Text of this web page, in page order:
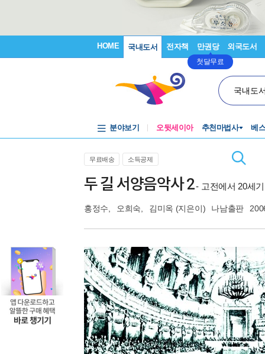
HOME 국내도서 전자책 만권당
첫달무료
외국도서
국내도
분야보기 오뒷세이아 추천마법사 베
무료배송 소득공제
두 길 서양음악사 2- 고전에서 20세
홍정수 오희숙 김미옥 (지은이) 나남출판